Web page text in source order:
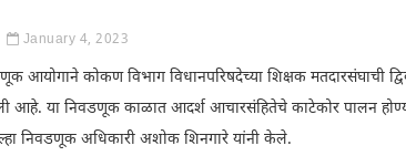
January 4, 2023
आयोगाने कोकण विभाग विधानपरिषदेच्या शिक्षक मतदारसंघाची
आहे. या निवडणूक काळात आदर्श आचारसंहितेचे काटेकोर पालन
निवडणूक अधिकारी अशोक शिनगारे यांनी केले.